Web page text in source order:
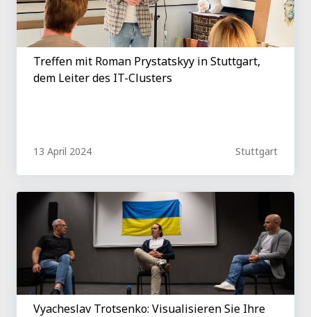
Treffen mit Roman Prystatskyy in Stuttgart,
dem Leiter des IT-Clusters
13 April 2024 Stuttgart
Vyacheslav Trotsenko: Visualisieren Sie Ihre